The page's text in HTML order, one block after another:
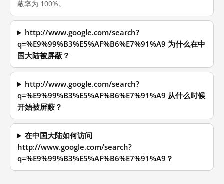
蔽率为 100%。
http://www.google.com/search?
q=%E9%99%B3%E5%AF%B6%E7%91%A9 为什么在中
国大陆被屏蔽？
http://www.google.com/search?
q=%E9%99%B3%E5%AF%B6%E7%91%A9 从什么时候
开始被屏蔽？
在中国大陆如何访问
http://www.google.com/search?
q=%E9%99%B3%E5%AF%B6%E7%91%A9？